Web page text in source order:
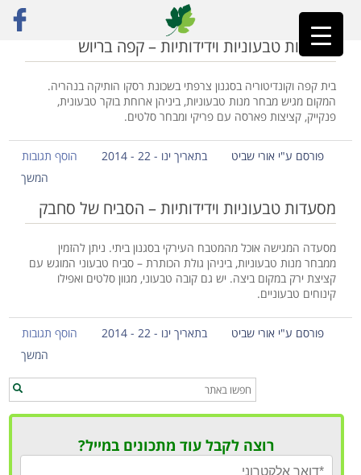
ראשי»נהריה
מסעדות טבעוניות וידידותיות – קפה בריוש
בית קפה וקונדיטוריה בסגנון צרפתי בשכונת רסקו הותיקה בנהריה.
המקום מגיש מבחר מנות טבעוניות, ביניהן ארוחת בוקר טבעונית,
פנקייק, קציצות פארסה עם פריקי ומבחר סלטים.
פורסם ע"י אורי שביט בתאריך ינו - 22 - 2014
הוסף תגובות
המשך
מסעדות טבעוניות וידידותיות – הסביח של סחבק
מסעדה המגישה אוכל מהמטבח העירקי בסגנון ביתי. ניתן להזמין
ממבחר מנות טבעוניות, ביניהן גולת הכותרת – סביח טבעוני המוגש עם
קציצת ירק במקום ביצה. יש גם קובה טבעוני, מגוון סלטים ואפילו
קינוחים טבעוניים.
פורסם ע"י אורי שביט בתאריך ינו - 22 - 2014
הוסף תגובות
המשך
רוצה לקבל עוד מתכונים במייל?